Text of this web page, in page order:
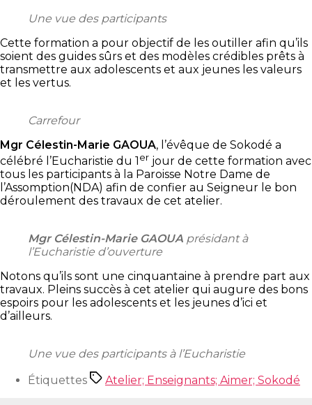
Une vue des participants
Cette formation a pour objectif de les outiller afin qu’ils
soient des guides sûrs et des modèles crédibles prêts à
transmettre aux adolescents et aux jeunes les valeurs
et les vertus.
Carrefour
Mgr Célestin-Marie GAOUA, l’évêque de Sokodé a
célébré l’Eucharistie du 1er jour de cette formation avec
tous les participants à la Paroisse Notre Dame de
l’Assomption(NDA) afin de confier au Seigneur le bon
déroulement des travaux de cet atelier.
Mgr Célestin-Marie GAOUA présidant à
l’Eucharistie d’ouverture
Notons qu’ils sont une cinquantaine à prendre part aux
travaux. Pleins succès à cet atelier qui augure des bons
espoirs pour les adolescents et les jeunes d’ici et
d’ailleurs.
Une vue des participants à l’Eucharistie
Étiquettes
Atelier; Enseignants; Aimer; Sokodé